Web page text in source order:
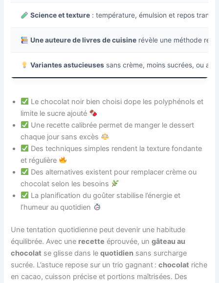
Science et texture : température, émulsion et repos
Une auteure de livres de cuisine révèle une méthode
Variantes astucieuses sans crème, moins sucrées, ou
Le chocolat noir bien choisi dope les polyphénols et
limite le sucre ajouté
Une recette calibrée permet de manger le dessert
chaque jour sans excès
Des techniques simples rendent la texture fondante
et régulière
Des alternatives existent pour remplacer crème ou
chocolat selon les besoins
La planification du goûter stabilise l’énergie et
l’humeur au quotidien
Une tentation quotidienne peut devenir une habitude
équilibrée. Avec une recette éprouvée, ungâteau au
chocolat se glisse dans lequotidien sans surcharge
sucrée. L’astuce repose sur un trio gagnant :chocolat riche
en cacao, cuisson précise et portions maîtrisées. Des